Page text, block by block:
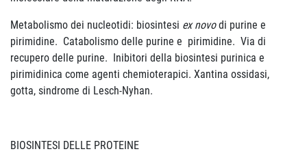
Metabolismo dei nucleotidi: biosintesi ex novodi purine e
pirimidine. Catabolismo delle purine e pirimidine. Via di
recupero delle purine. Inibitori della biosintesi purinica e
pirimidinica come agenti chemioterapici. Xantina ossidasi,
gotta, sindrome di Lesch-Nyhan.
BIOSINTESI DELLE PROTEINE